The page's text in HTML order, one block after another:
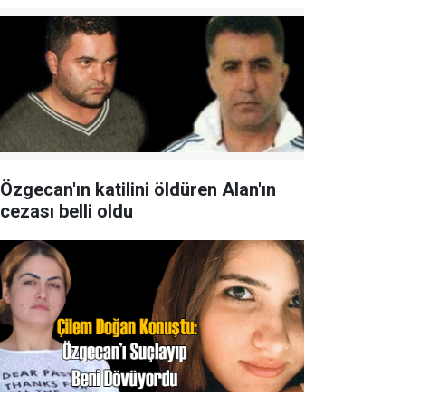
Özgecan'ın katilini öldüren Alan'ın
cezası belli oldu